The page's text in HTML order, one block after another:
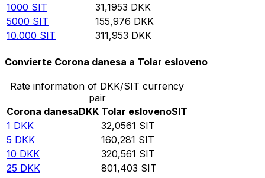
1000 SIT 31,1953 DKK
5000 SIT 155,976 DKK
10.000 SIT 311,953 DKK
Convierte Corona danesa a Tolar esloveno
Rate information of DKK/SIT currency
pair
Corona danesaDKK Tolar eslovenoSIT
1 DKK 32,0561 SIT
5 DKK 160,281 SIT
10 DKK 320,561 SIT
25 DKK 801,403 SIT